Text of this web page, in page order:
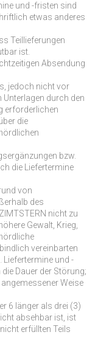
und -fristen sind
etwas anderes
Teillieferungen
ist.
Absendung
jedoch nicht vor
durch den
erforderlichen
die
bzw.
die Liefertermine
von
des
nicht zu
Gewalt, Krieg,
vereinbarten
Liefertermine und -
Dauer der Störung;
Weise
6 länger als drei (3)
absehbar ist, ist
erfüllten Teils